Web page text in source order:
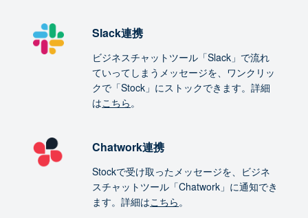
Slack連携
ビジネスチャットツール「Slack」で流れ
ていってしまうメッセージを、ワンクリッ
クで「Stock」にストックできます。詳細
はこちら。
Chatwork連携
Stockで受け取ったメッセージを、ビジネ
スチャットツール「Chatwork」に通知でき
ます。詳細はこちら。